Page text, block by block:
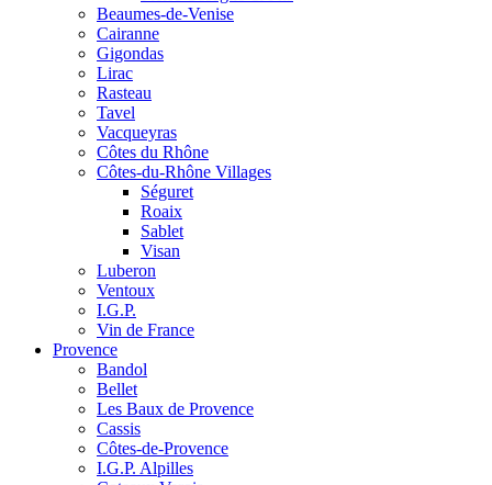
Beaumes-de-Venise
Cairanne
Gigondas
Lirac
Rasteau
Tavel
Vacqueyras
Côtes du Rhône
Côtes-du-Rhône Villages
Séguret
Roaix
Sablet
Visan
Luberon
Ventoux
I.G.P.
Vin de France
Provence
Bandol
Bellet
Les Baux de Provence
Cassis
Côtes-de-Provence
I.G.P. Alpilles